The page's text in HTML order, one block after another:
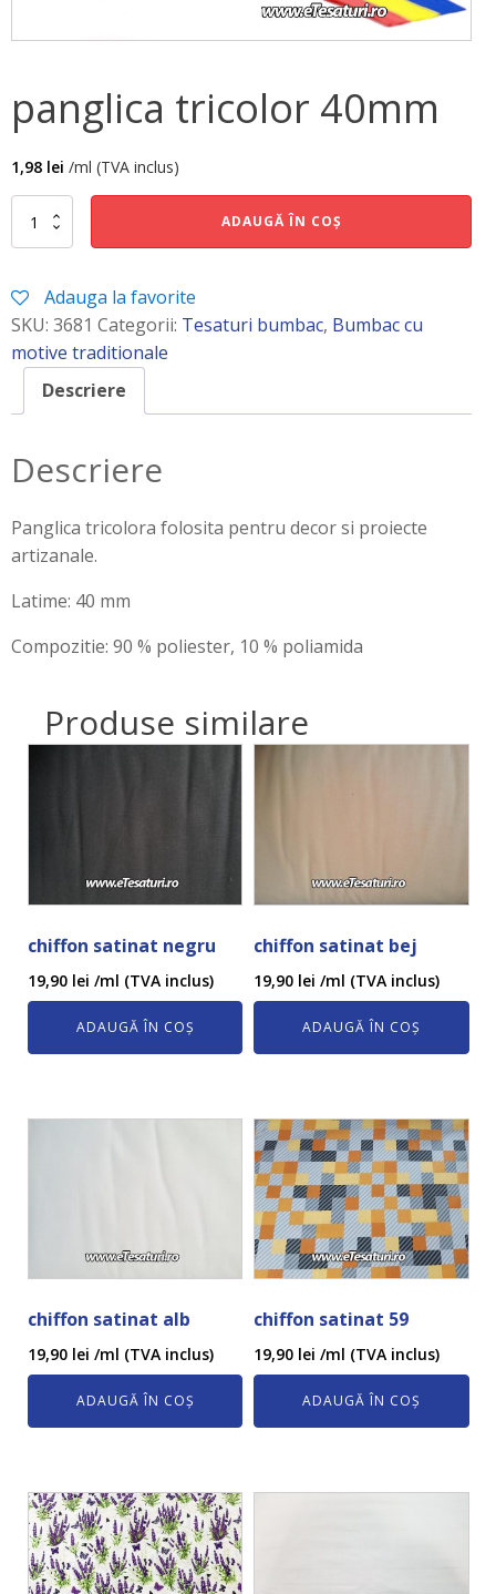
panglica tricolor 40mm
1,98 lei /ml (TVA inclus)
Cantitate
panglica
ADAUGĂ ÎN COȘ
Adauga la favorite
SKU: 3681 Categorii: Tesaturi bumbac, Bumbac cu
motive traditionale
Descriere
Descriere
Panglica tricolora folosita pentru decor si proiecte
artizanale.
Latime: 40 mm
Compozitie: 90 % poliester, 10 % poliamida
Produse similare
chiffon satinat negru
19,90 lei /ml (TVA inclus)
ADAUGĂ ÎN COȘ
chiffon satinat bej
19,90 lei /ml (TVA inclus)
ADAUGĂ ÎN COȘ
chiffon satinat alb
19,90 lei /ml (TVA inclus)
ADAUGĂ ÎN COȘ
chiffon satinat 59
19,90 lei /ml (TVA inclus)
ADAUGĂ ÎN COȘ